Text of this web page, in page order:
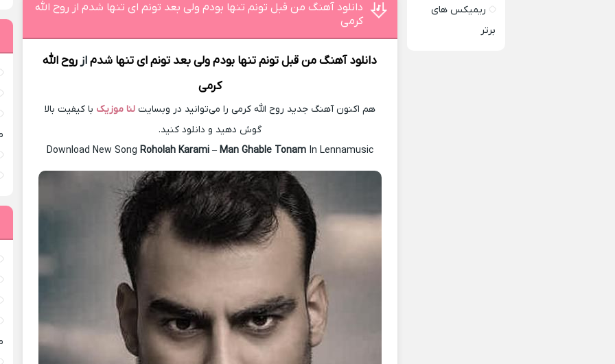
دانلود آهنگ من قبل تونم تنها بودم ولی بعد تونم ای تنها شدم از روح الله
کرمی
دانلود آهنگ من قبل تونم تنها بودم ولی بعد تونم ای تنها شدمازروح الله
کرمی
هم اکنون آهنگ جدید روح الله کرمی را می‌توانید در وبسایتلنا موزیک با کیفیت بالا
گوش دهید و دانلود کنید.
Download New Song Roholah Karami– Man Ghable Tonam In Lennamusic
ریمیکس های
برتر